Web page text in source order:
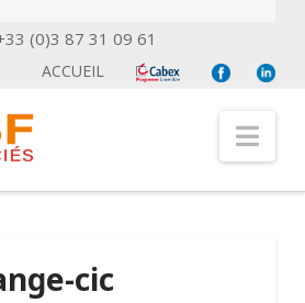
(0)3 87 31 09 61
ACCUEIL
cic